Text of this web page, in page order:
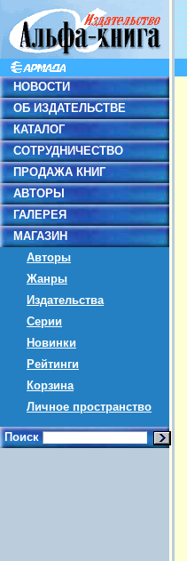
НОВОСТИ
ОБ ИЗДАТЕЛЬСТВЕ
КАТАЛОГ
СОТРУДНИЧЕСТВО
ПРОДАЖА КНИГ
АВТОРЫ
ГАЛЕРЕЯ
МАГАЗИН
Авторы
Жанры
Издательства
Серии
Новинки
Рейтинги
Корзина
Личное пространство
Поиск